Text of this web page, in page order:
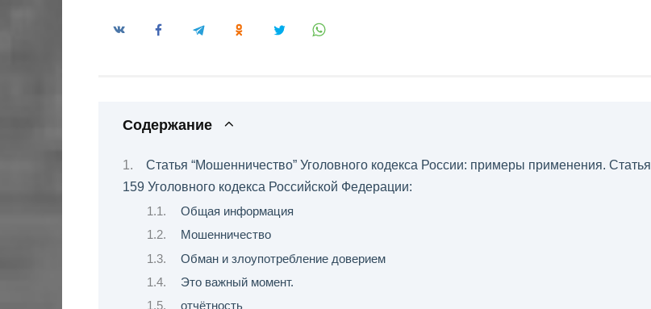
Содержание
Статья “Мошенничество” Уголовного кодекса России: примеры применения. Статья
159 Уголовного кодекса Российской Федерации:
Общая информация
Мошенничество
Обман и злоупотребление доверием
Это важный момент.
отчётность